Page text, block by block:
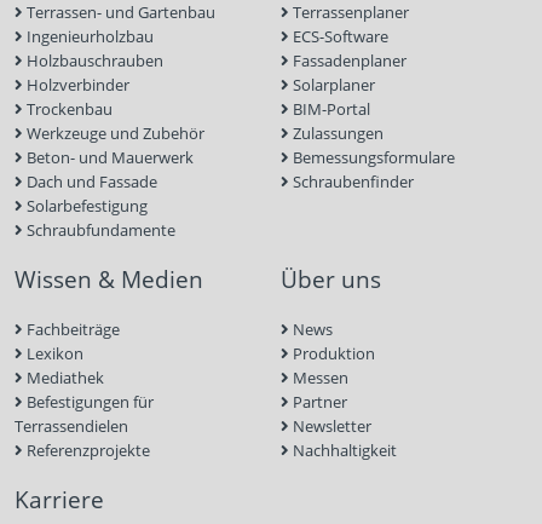
Terrassen- und Gartenbau
Ingenieurholzbau
Holzbauschrauben
Holzverbinder
Trockenbau
Werkzeuge und Zubehör
Beton- und Mauerwerk
Dach und Fassade
Solarbefestigung
Schraubfundamente
Terrassenplaner
ECS-Software
Fassadenplaner
Solarplaner
BIM-Portal
Zulassungen
Bemessungsformulare
Schraubenfinder
Wissen & Medien
Fachbeiträge
Lexikon
Mediathek
Befestigungen für
Terrassendielen
Referenzprojekte
Über uns
News
Produktion
Messen
Partner
Newsletter
Nachhaltigkeit
Karriere